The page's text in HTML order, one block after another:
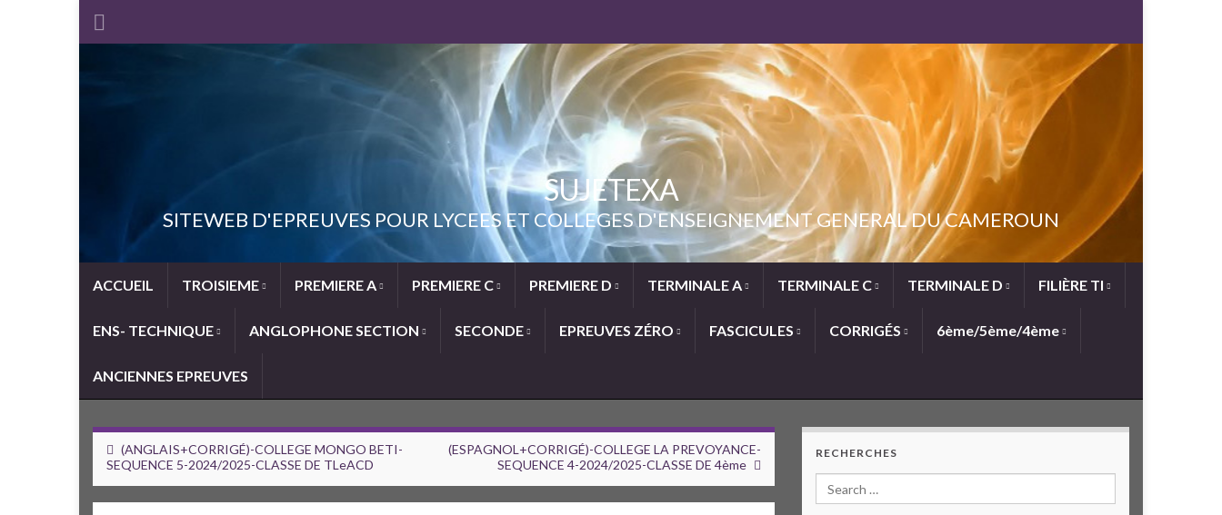
SUJETEXA
SITEWEB D'EPREUVES POUR LYCEES ET COLLEGES D'ENSEIGNEMENT GENERAL DU CAMEROUN
ACCUEIL TROISIEME PREMIERE A PREMIERE C PREMIERE D TERMINALE A TERMINALE C TERMINALE D FILIÈRE TI
ENS- TECHNIQUE ANGLOPHONE SECTION SECONDE EPREUVES ZÉRO FASCICULES CORRIGÉS 6ème/5ème/4ème
ANCIENNES EPREUVES
(ANGLAIS+CORRIGÉ)-COLLEGE MONGO BETI-
SEQUENCE 5-2024/2025-CLASSE DE TLeACD
(ESPAGNOL+CORRIGÉ)-COLLEGE LA PREVOYANCE-
SEQUENCE 4-2024/2025-CLASSE DE 4ème
RECHERCHES